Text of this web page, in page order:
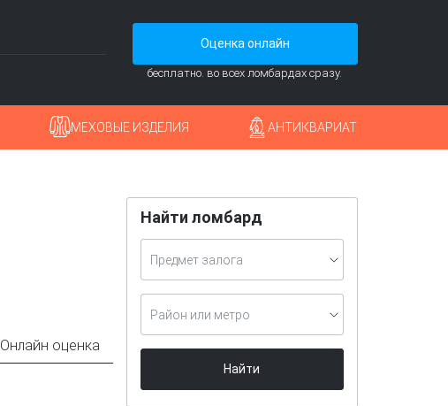
Оценка онлайн
бесплатно. во всех ломбардах сразу.
МЕХОВЫЕ ИЗДЕЛИЯ АНТИКВАРИАТ
Онлайн оценка
Найти ломбард
Предмет залога
Район или метро
Найти